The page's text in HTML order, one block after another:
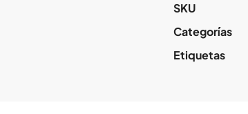
SKU
Categorías
Etiquetas